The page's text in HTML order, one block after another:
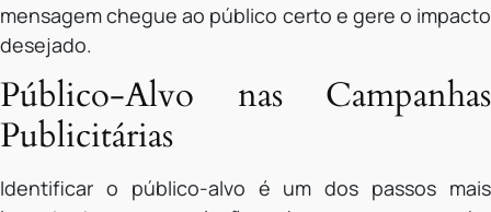
mensagem chegue ao público certo e gere o impacto
desejado.
Público-Alvo nas Campanhas
Publicitárias
Identificar o público-alvo é um dos passos mais